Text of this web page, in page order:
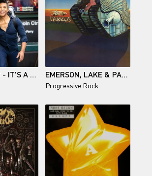
PAUL TAYLOR - IT'S A BRAND NEW DAY EMERSON, LAKE & PALMER - TARKUS
Progressive Rock